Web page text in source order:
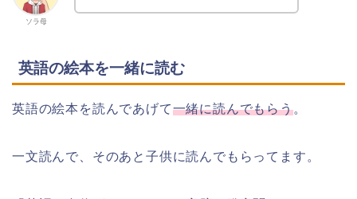
ソラ母
英語の絵本を一緒に読む
英語の絵本を読んであげて一緒に読んでもらう。
一文読んで、そのあと子供に読んでもらってます。